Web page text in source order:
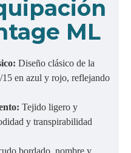
ML
Diseño clásico de la
en azul y rojo, reflejando
Tejido ligero y
y transpirabilidad
bordado, nombre y